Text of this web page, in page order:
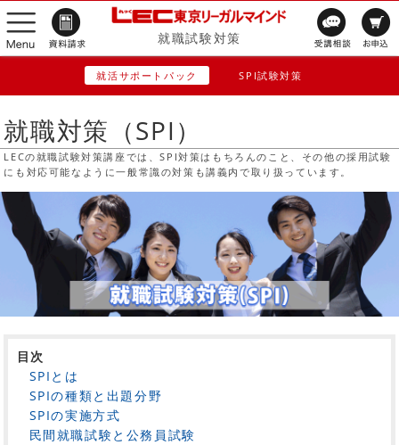
就職試験対策
就活サポートパック SPI試験対策
就職対策（SPI）
LECの就職試験対策講座では、SPI対策はもちろんのこと、その他の採用試験
にも対応可能なように一般常識の対策も講義内で取り扱っています。
目次
SPIとは
SPIの種類と出題分野
SPIの実施方式
民間就職試験と公務員試験